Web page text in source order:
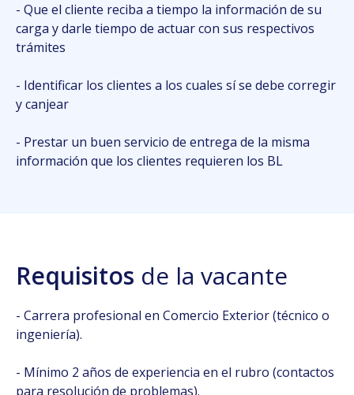
- Que el cliente reciba a tiempo la información de su
carga y darle tiempo de actuar con sus respectivos
trámites
- Identificar los clientes a los cuales sí se debe corregir
y canjear
- Prestar un buen servicio de entrega de la misma
información que los clientes requieren los BL
Requisitos de la vacante
- Carrera profesional en Comercio Exterior (técnico o
ingeniería).
- Mínimo 2 años de experiencia en el rubro (contactos
para resolución de problemas).